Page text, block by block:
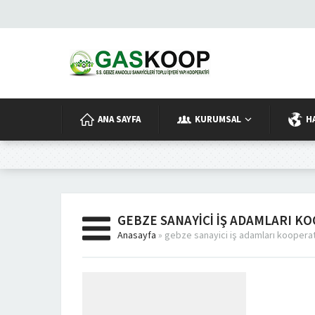
ANA SAYFA KURUMSAL
GEBZE SANAYICI IŞ ADAMLARI
Anasayfa » gebze sanayici iş adamları